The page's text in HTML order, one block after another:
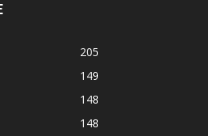
205
149
148
148